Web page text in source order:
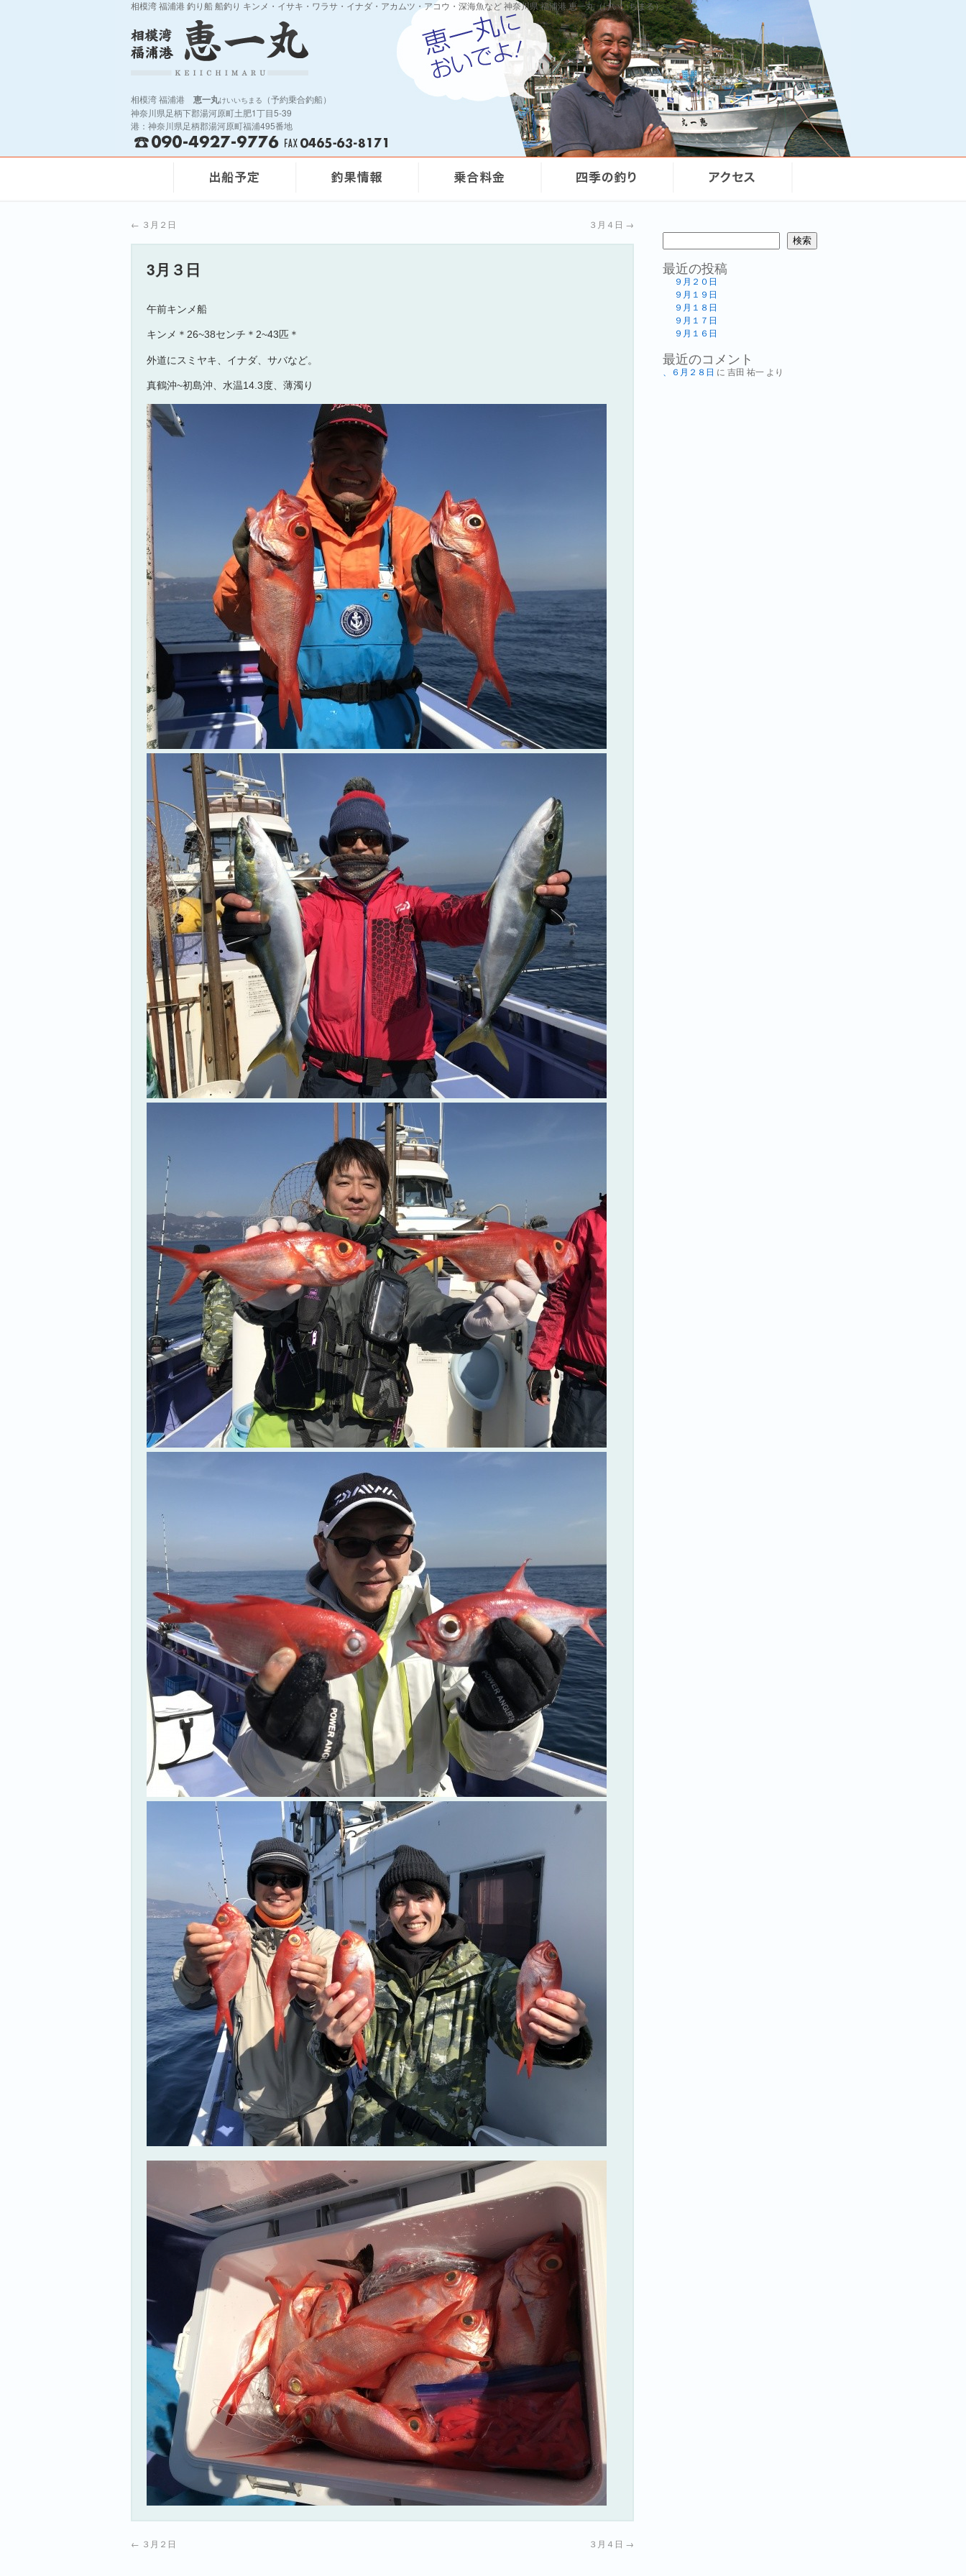
相模湾 福浦港 釣り船 船釣り キンメ・イサキ・ワラサ・イナダ・アカムツ・アコウ・深海魚など 神奈川県 福浦港 恵一丸（けいいちまる）
相模湾 福浦港 恵一丸けいいちまる
（予約乗合釣船）
神奈川県足柄下郡湯河原町土肥1丁目5-39
港：神奈川県足柄郡湯河原町福浦495番地
← ３月２日 ３月４日 →
3月３日
午前キンメ船
キンメ＊26~38センチ＊2~43匹＊
外道にスミヤキ、イナダ、サバなど。
真鶴沖~初島沖、水温14.3度、薄濁り
← ３月２日 ３月４日 →
検索
最近の投稿
９月２０日
９月１９日
９月１８日
９月１７日
９月１６日
最近のコメント
、６月２８日 に 吉田 祐一 より